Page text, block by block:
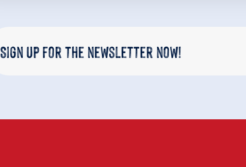
Sign up for the newsletter now!